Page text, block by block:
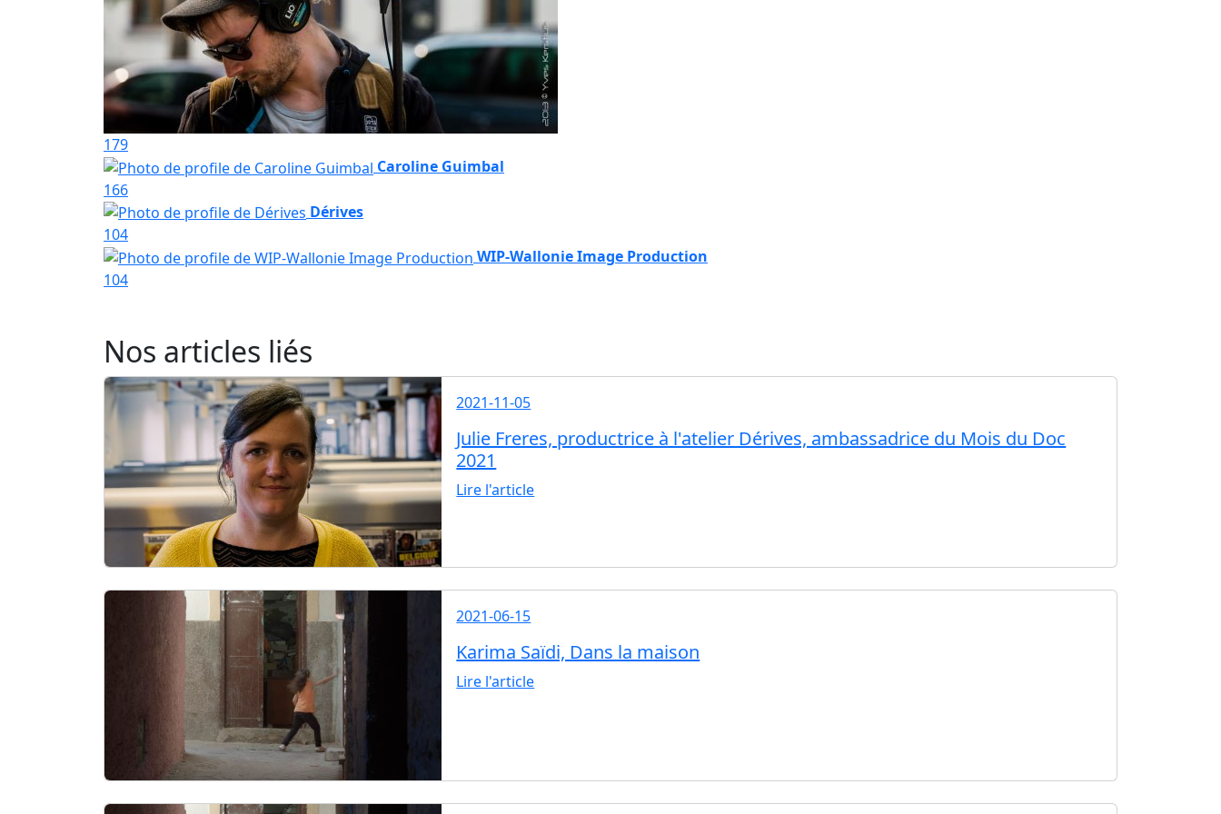
179
Caroline Guimbal
166
Dérives
104
WIP-Wallonie Image Production
104
Nos articles liés
2021-11-05
Julie Freres, productrice à l'atelier Dérives, ambassadrice du Mois du Doc
2021
Lire l'article
2021-06-15
Karima Saïdi, Dans la maison
Lire l'article